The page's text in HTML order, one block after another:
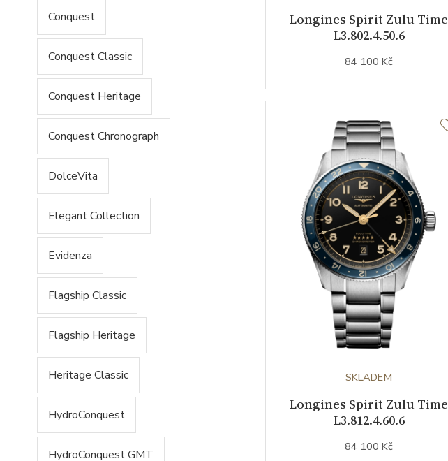
Conquest
Conquest Classic
Conquest Heritage
Conquest Chronograph
DolceVita
Elegant Collection
Evidenza
Flagship Classic
Flagship Heritage
Heritage Classic
HydroConquest
HydroConquest GMT
Longines Spirit Zulu Time
L3.802.4.50.6
84 100 Kč
SKLADEM
Longines Spirit Zulu Time
L3.812.4.60.6
84 100 Kč